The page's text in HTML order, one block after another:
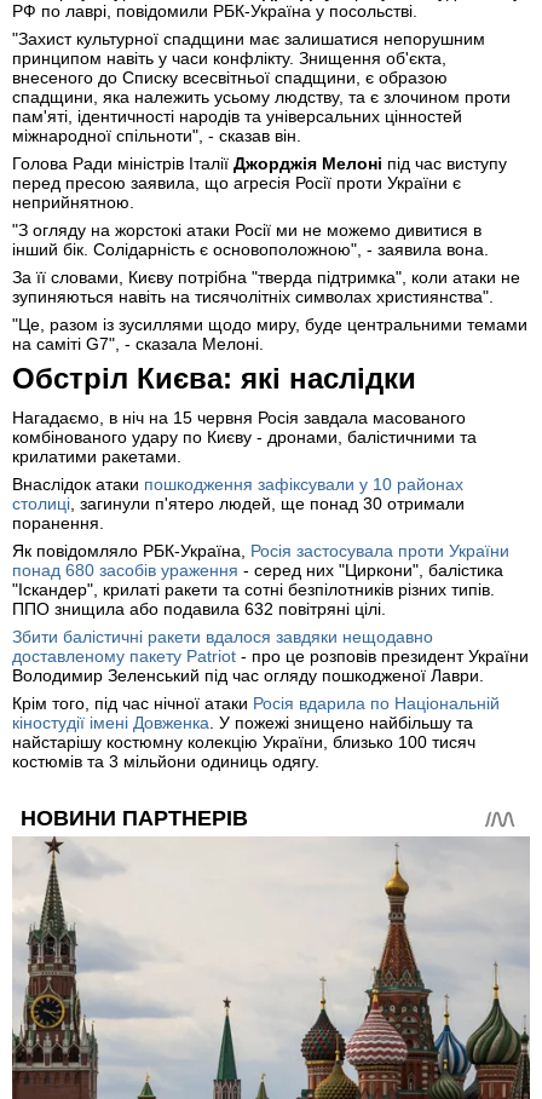
РФ по лаврі, повідомили РБК-Україна у посольстві.
"Захист культурної спадщини має залишатися непорушним
принципом навіть у часи конфлікту. Знищення об'єкта,
внесеного до Списку всесвітньої спадщини, є образою
спадщини, яка належить усьому людству, та є злочином проти
пам'яті, ідентичності народів та універсальних цінностей
міжнародної спільноти", - сказав він.
Голова Ради міністрів Італії Джорджія Мелоні під час виступу
перед пресою заявила, що агресія Росії проти України є
неприйнятною.
"З огляду на жорстокі атаки Росії ми не можемо дивитися в
інший бік. Солідарність є основоположною", - заявила вона.
За її словами, Києву потрібна "тверда підтримка", коли атаки не
зупиняються навіть на тисячолітніх символах християнства".
"Це, разом із зусиллями щодо миру, буде центральними темами
на саміті G7", - сказала Мелоні.
Обстріл Києва: які наслідки
Нагадаємо, в ніч на 15 червня Росія завдала масованого
комбінованого удару по Києву - дронами, балістичними та
крилатими ракетами.
Внаслідок атаки пошкодження зафіксували у 10 районах
столиці , загинули п'ятеро людей, ще понад 30 отримали
поранення.
Як повідомляло РБК-Україна, Росія застосувала проти України
понад 680 засобів ураження - серед них "Циркони", балістика
"Іскандер", крилаті ракети та сотні безпілотників різних типів.
ППО знищила або подавила 632 повітряні цілі.
Збити балістичні ракети вдалося завдяки нещодавно
доставленому пакету Patriot - про це розповів президент України
Володимир Зеленський під час огляду пошкодженої Лаври.
Крім того, під час нічної атаки Росія вдарила по Національній
кіностудії імені Довженка . У пожежі знищено найбільшу та
найстарішу костюмну колекцію України, близько 100 тисяч
костюмів та 3 мільйони одиниць одягу.